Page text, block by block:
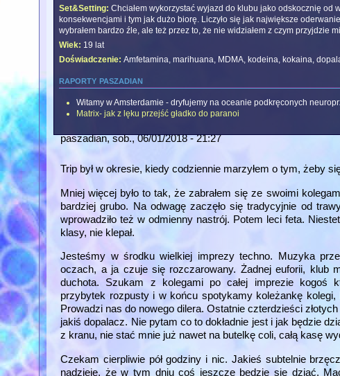
Set&Setting: Chciałem wykorzystać wyjazd do klubu jako odskocznię od
konsekwencjami i tym jak dużo biorę. Liczyło się jak największe
wybrałem bardzo źle, ale też przez to, że nie widziałem z czym przyjdzie
Wiek: 19 lat
Doświadczenie: Amfetamina, marihuana, MDMA, kodeina, kokaina,
raporty paszadian
Witamy w Amsterdamie - dryfujemy na oceanie podkręconych
Matrix- jak z lęku przejść gładko do paranoi
paszadian, sob., 06/01/2018 - 21:27
Trip był w okresie, kiedy codziennie marzyłem o tym, żeby
Mniej więcej było to tak, że zabrałem się ze swoimi
bardziej grubo. Na odwagę zaczęło się tradycyjnie od
wprowadziło też w odmienny nastrój. Potem leci feta.
klasy, nie klepał.
Jesteśmy w środku wielkiej imprezy techno. Muzyka
oczach, a ja czuje się rozczarowany. Żadnej euforii, klub
duchota. Szukam z kolegami po całej imprezie kogoś
przybytek rozpusty i w końcu spotykamy koleżankę
Prowadzi nas do nowego dilera. Ostatnie czterdzieści
jakiś dopalacz. Nie pytam co to dokładnie jest i jak będzie
z kranu, nie stać mnie już nawet na butelkę coli, całą kasę
Czekam cierpliwie pół godziny i nic. Jakieś subtelnie
nadzieje, że w tym dniu coś jeszcze będzie się dziać.